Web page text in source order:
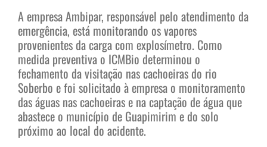
A empresa Ambipar, responsável pelo atendimento da
emergência, está monitorando os vapores
provenientes da carga com explosímetro. Como
medida preventiva o ICMBio determinou o
fechamento da visitação nas cachoeiras do rio
Soberbo e foi solicitado à empresa o monitoramento
das águas nas cachoeiras e na captação de água que
abastece o município de Guapimirim e do solo
próximo ao local do acidente.